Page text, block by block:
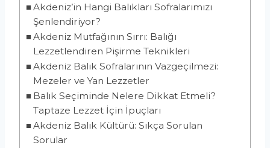
Akdeniz’in Hangi Balıkları Sofralarımızı
Şenlendiriyor?
Akdeniz Mutfağının Sırrı: Balığı
Lezzetlendiren Pişirme Teknikleri
Akdeniz Balık Sofralarının Vazgeçilmezi:
Mezeler ve Yan Lezzetler
Balık Seçiminde Nelere Dikkat Etmeli?
Taptaze Lezzet İçin İpuçları
Akdeniz Balık Kültürü: Sıkça Sorulan
Sorular